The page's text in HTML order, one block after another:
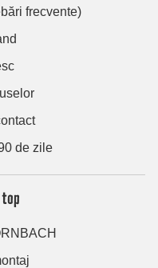
frecvente)
de zile